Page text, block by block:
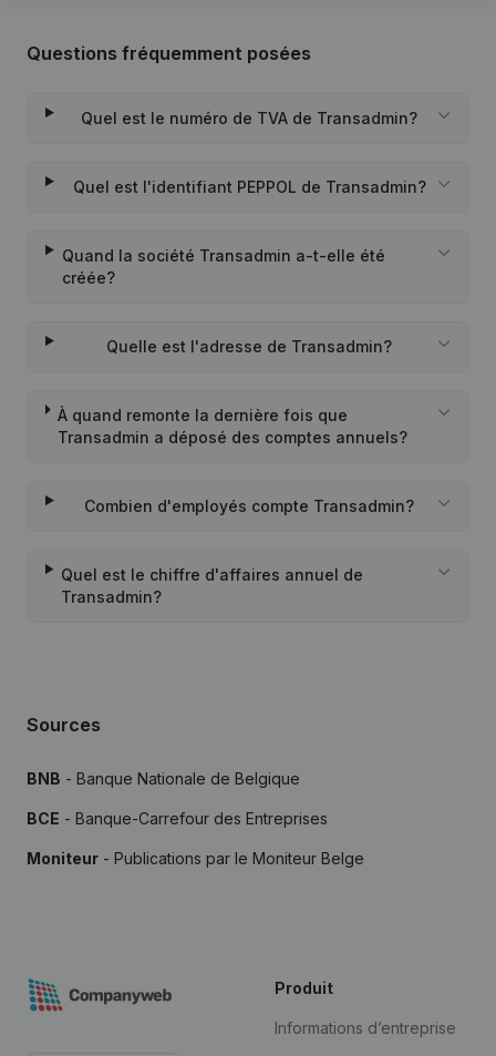
Questions fréquemment posées
Quel est le numéro de TVA de Transadmin?
Quel est l'identifiant PEPPOL de Transadmin?
Quand la société Transadmin a-t-elle été
créée?
Quelle est l'adresse de Transadmin?
À quand remonte la dernière fois que
Transadmin a déposé des comptes annuels?
Combien d'employés compte Transadmin?
Quel est le chiffre d'affaires annuel de
Transadmin?
Sources
BNB - Banque Nationale de Belgique
BCE - Banque-Carrefour des Entreprises
Moniteur - Publications par le Moniteur Belge
Produit
Informations d’entreprise